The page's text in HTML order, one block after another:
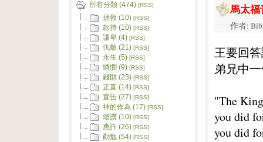
馬太福
作者:
王要回
弟兄中
"The
you did
you did
所有分類 (474) [RSS]
拯救 (10) [RSS]
款待 (10) [RSS]
謙卑 (4) [RSS]
仇敵 (21) [RSS]
永生 (5) [RSS]
憐憫 (9) [RSS]
錢財 (23) [RSS]
正直 (14) [RSS]
宣告 (27) [RSS]
神的作為 (17) [RSS]
頌讚 (10) [RSS]
應許 (26) [RSS]
勸勉 (54) [RSS]